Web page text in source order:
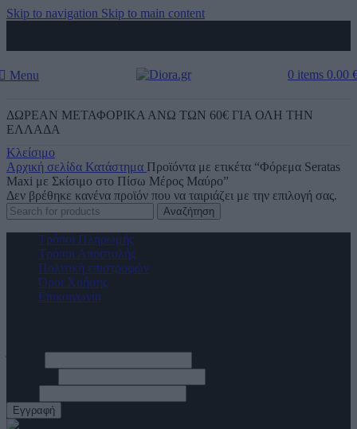
Skip to navigation Skip to main content
Menu 0 items 0.00
ΔΩΡΕΑΝ ΜΕΤΑΦΟΡΙΚΑ ΑΝΩ ΤΩΝ 60€ ΓΙΑ ΟΛΗ ΤΗΝ
ΕΛΛΑΔΑ
Κλείσιμο
Αρχική σελίδα Κατάστημα Προϊόντα με ετικέτα “Φόρεμα Seratas
Maxi με Σκίσιμο στο Πίσω Μέρος Μαύρο”
Δεν βρέθηκε κανένα προϊόν που να ταιριάζει με την επιλογή σας.
Αναζήτηση
Τρόποι Πληρωμής
Τρόποι Αποστολής
Πολιτική επιστροφών
Όροι Χρήσης
Επικοινωνία